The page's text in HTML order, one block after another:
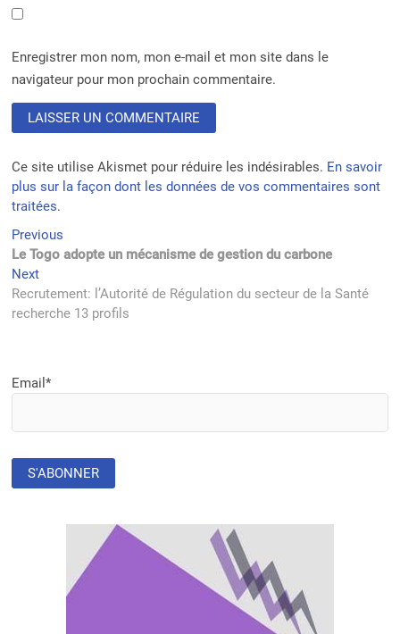
Enregistrer mon nom, mon e-mail et mon site dans le
navigateur pour mon prochain commentaire.
Ce site utilise Akismet pour réduire les indésirables. En savoir
plus sur la façon dont les données de vos commentaires sont
traitées.
Navigation
de
l’article
Previous
post:
Le Togo adopte un mécanisme de gestion du carbone
NextNext
post:
Recrutement: l’Autorité de Régulation du secteur de la Santé
recherche 13 profils
Email*